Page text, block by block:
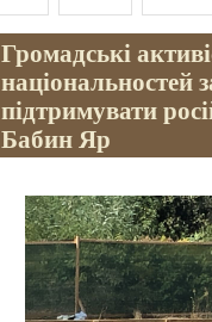
Громадські
національностей
підтримувати
Бабин Яр